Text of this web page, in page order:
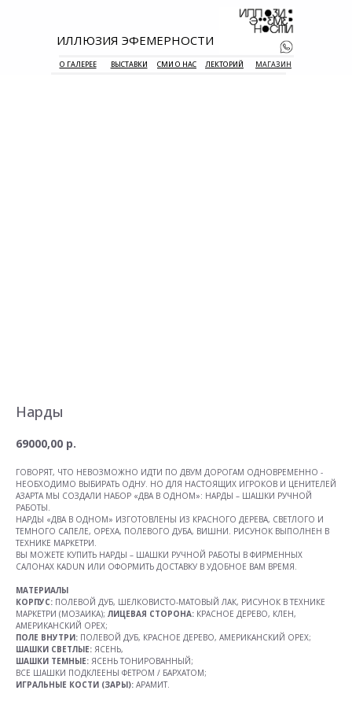
МАГАЗИН
ЛЕКТОРИЙ
СМИ О НАС
ВЫСТАВКИ
О ГАЛЕРЕЕ
ИЛЛЮЗИЯ ЭФЕМЕРНОСТИ
Нарды
69000,00 р.
ГОВОРЯТ, ЧТО НЕВОЗМОЖНО ИДТИ ПО ДВУМ ДОРОГАМ ОДНОВРЕМЕННО -
НЕОБХОДИМО ВЫБИРАТЬ ОДНУ. НО ДЛЯ НАСТОЯЩИХ ИГРОКОВ И ЦЕНИТЕЛЕЙ
АЗАРТА МЫ СОЗДАЛИ НАБОР «ДВА В ОДНОМ»: НАРДЫ – ШАШКИ РУЧНОЙ
РАБОТЫ.
НАРДЫ «ДВА В ОДНОМ» ИЗГОТОВЛЕНЫ ИЗ КРАСНОГО ДЕРЕВА, СВЕТЛОГО И
ТЕМНОГО САПЕЛЕ, ОРЕХА, ПОЛЕВОГО ДУБА, ВИШНИ. РИСУНОК ВЫПОЛНЕН В
ТЕХНИКЕ МАРКЕТРИ.
ВЫ МОЖЕТЕ КУПИТЬ НАРДЫ – ШАШКИ РУЧНОЙ РАБОТЫ В ФИРМЕННЫХ
САЛОНАХ KADUN ИЛИ ОФОРМИТЬ ДОСТАВКУ В УДОБНОЕ ВАМ ВРЕМЯ.
МАТЕРИАЛЫ
КОРПУС: ПОЛЕВОЙ ДУБ, ШЕЛКОВИСТО-МАТОВЫЙ ЛАК, РИСУНОК В ТЕХНИКЕ
МАРКЕТРИ (МОЗАИКА); ЛИЦЕВАЯ СТОРОНА: КРАСНОЕ ДЕРЕВО, КЛЕН,
АМЕРИКАНСКИЙ ОРЕХ;
ПОЛЕ ВНУТРИ: ПОЛЕВОЙ ДУБ, КРАСНОЕ ДЕРЕВО, АМЕРИКАНСКИЙ ОРЕХ;
ШАШКИ СВЕТЛЫЕ: ЯСЕНЬ,
ШАШКИ ТЕМНЫЕ: ЯСЕНЬ ТОНИРОВАННЫЙ;
ВСЕ ШАШКИ ПОДКЛЕЕНЫ ФЕТРОМ / БАРХАТОМ;
ИГРАЛЬНЫЕ КОСТИ (ЗАРЫ): АРАМИТ.